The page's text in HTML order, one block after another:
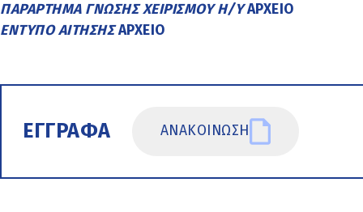
ΠΑΡΑΡΤΗΜΑ ΓΝΩΣΗΣ ΧΕΙΡΙΣΜΟΥ Η/ΥΑΡΧΕΙΟ
ΕΝΤΥΠΟ ΑΙΤΗΣΗΣΑΡΧΕΙΟ
ΕΓΓΡΑΦΑ ΑΝΑΚΟΙΝΩΣΗ